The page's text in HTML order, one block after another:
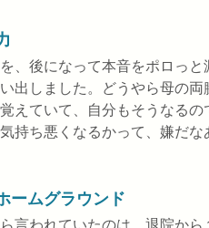
、後になって本音をポロっ
出しました。どうやら母の
えていて、自分もそうなる
持ち悪くなるかって、嫌だな
ームグラウンド